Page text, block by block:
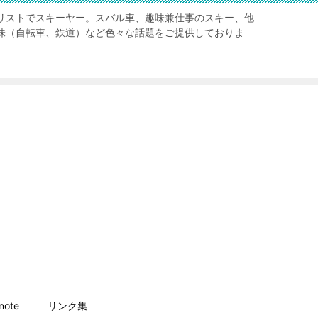
ストでスキーヤー。スバル車、趣味兼仕事のスキー、他
（自転車、鉄道）など色々な話題をご提供しておりま
リンク集